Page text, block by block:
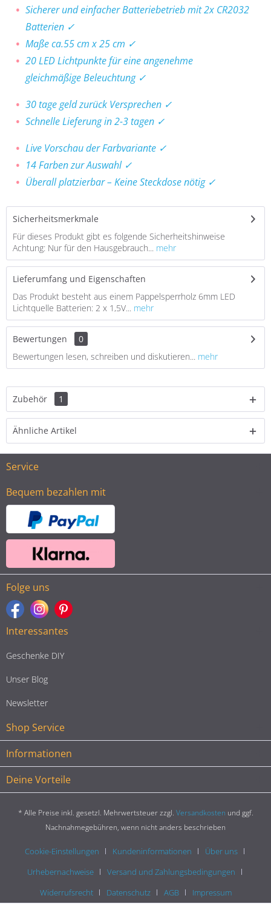
Sicherer und einfacher Batteriebetrieb mit 2x CR2032
Batterien ✓
Maße ca.55 cm x 25 cm ✓
20 LED Lichtpunkte für eine angenehme
gleichmäßige Beleuchtung ✓
30 tage geld zurück Versprechen ✓
Schnelle Lieferung in 2-3 tagen ✓
Live Vorschau der Farbvariante ✓
14 Farben zur Auswahl ✓
Überall platzierbar – Keine Steckdose nötig ✓
Sicherheitsmerkmale
Für dieses Produkt gibt es folgende Sicherheitshinweise
Achtung: Nur für den Hausgebrauch... mehr
Lieferumfang und Eigenschaften
Das Produkt besteht aus einem Pappelsperrholz 6mm LED
Lichtquelle Batterien: 2 x 1,5V... mehr
Bewertungen
0
Bewertungen lesen, schreiben und diskutieren... mehr
Zubehör 1
Ähnliche Artikel
Service
Bequem bezahlen mit
Folge uns
Interessantes
Geschenke DIY
Unser Blog
Newsletter
Shop Service
Informationen
Deine Vorteile
* Alle Preise inkl. gesetzl. Mehrwertsteuer zzgl. Versandkosten und ggf.
Nachnahmegebühren, wenn nicht anders beschrieben
Cookie-Einstellungen Kundeninformationen
Über uns
Urhebernachweise
Versand und Zahlungsbedingungen
Widerrufsrecht
Datenschutz AGB Impressum